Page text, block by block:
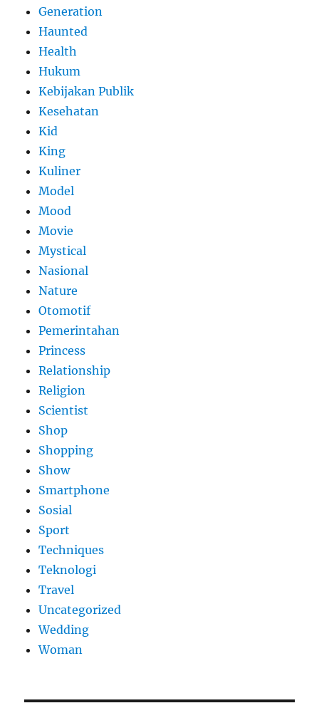
Generation
Haunted
Health
Hukum
Kebijakan Publik
Kesehatan
Kid
King
Kuliner
Model
Mood
Movie
Mystical
Nasional
Nature
Otomotif
Pemerintahan
Princess
Relationship
Religion
Scientist
Shop
Shopping
Show
Smartphone
Sosial
Sport
Techniques
Teknologi
Travel
Uncategorized
Wedding
Woman